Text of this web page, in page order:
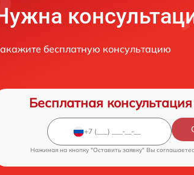
бесплатную консультацию
Бесплатная
Нажимая на кнопку "Оставить заявку" Вы